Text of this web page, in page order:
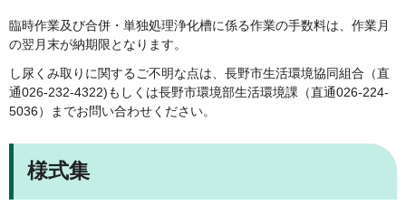
臨時作業及び合併・単独処理浄化槽に係る作業の手数料は、作業月
の翌月末が納期限となります。
し尿くみ取りに関するご不明な点は、長野市生活環境協同組合（直
通026-232-4322)もしくは長野市環境部生活環境課（直通026-224-
5036）までお問い合わせください。
様式集